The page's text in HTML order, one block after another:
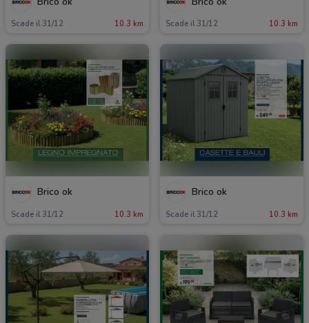
Scade il 31/12 10.3 km Scade il 31/12 10.3 km
Brico ok
Scade il 31/12 10.3 km
Brico ok
Scade il 31/12 10.3 km